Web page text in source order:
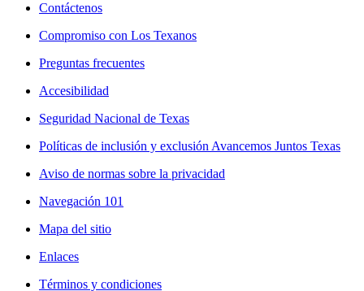
Contáctenos
Compromiso con Los Texanos
Preguntas frecuentes
Accesibilidad
Seguridad Nacional de Texas
Políticas de inclusión y exclusión Avancemos Juntos Texas
Aviso de normas sobre la privacidad
Navegación 101
Mapa del sitio
Enlaces
Términos y condiciones